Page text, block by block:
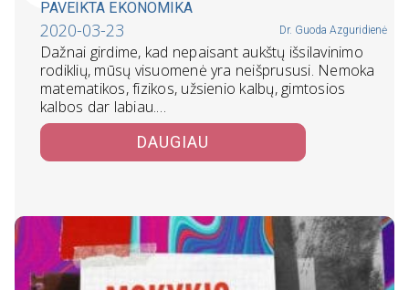
PAVEIKTA EKONOMIKA
2020-03-23 Dr. Guoda Azguridienė
Dažnai girdime, kad nepaisant aukštų išsilavinimo
rodiklių, mūsų visuomenė yra neišprususi. Nemoka
matematikos, fizikos, užsienio kalbų, gimtosios
kalbos dar labiau.…
DAUGIAU